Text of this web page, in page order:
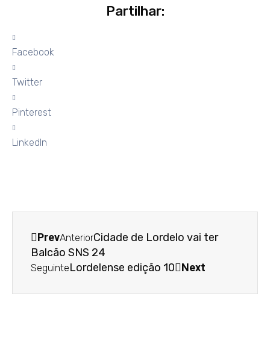
Partilhar:
Facebook
Twitter
Pinterest
LinkedIn
PrevAnteriorCidade de Lordelo vai ter
Balcão SNS 24
SeguinteLordelense edição 10 Next